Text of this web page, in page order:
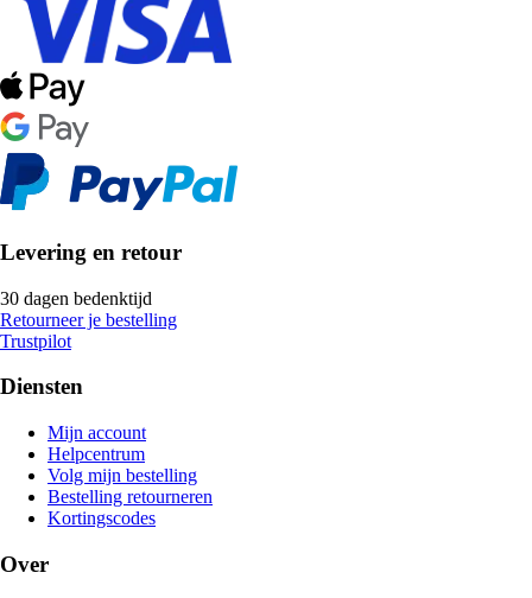
Levering en retour
30 dagen bedenktijd
Retourneer je bestelling
Trustpilot
Diensten
Mijn account
Helpcentrum
Volg mijn bestelling
Bestelling retourneren
Kortingscodes
Over